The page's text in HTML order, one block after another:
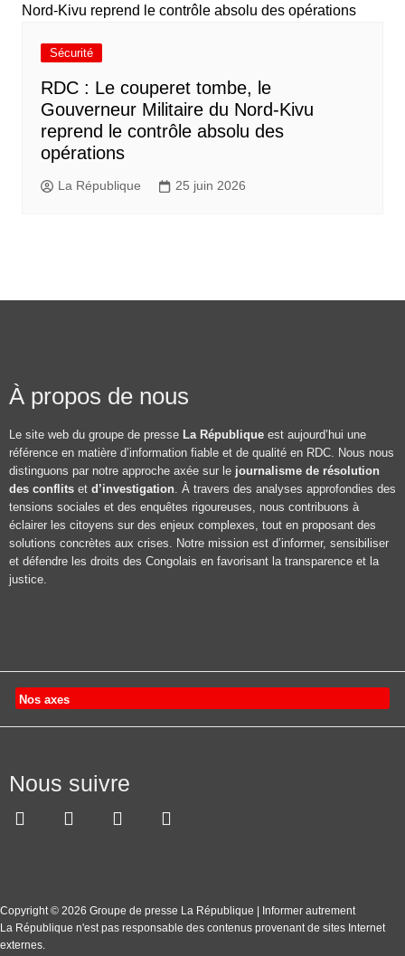
Sécurité
RDC : Le couperet tombe, le
Gouverneur Militaire du Nord-Kivu
reprend le contrôle absolu des
opérations
La République 25 juin 2026
À propos de nous
Le site web du groupe de presse La République est aujourd’hui une
référence en matière d’information fiable et de qualité en RDC. Nous nous
distinguons par notre approche axée sur le journalisme de résolution
des conflits et d’investigation. À travers des analyses approfondies des
tensions sociales et des enquêtes rigoureuses, nous contribuons à
éclairer les citoyens sur des enjeux complexes, tout en proposant des
solutions concrètes aux crises. Notre mission est d’informer, sensibiliser
et défendre les droits des Congolais en favorisant la transparence et la
justice.
Nos axes
Nous suivre
Copyright © 2026 Groupe de presse La République | Informer autrement
La République n'est pas responsable des contenus provenant de sites Internet
externes.